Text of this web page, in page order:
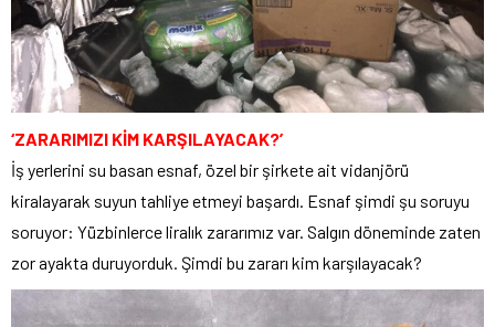
‘ZARARIMIZI KİM KARŞILAYACAK?’
İş yerlerini su basan esnaf, özel bir şirkete ait vidanjörü
kiralayarak suyun tahliye etmeyi başardı. Esnaf şimdi şu soruyu
soruyor: Yüzbinlerce liralık zararımız var. Salgın döneminde zaten
zor ayakta duruyorduk. Şimdi bu zararı kim karşılayacak?